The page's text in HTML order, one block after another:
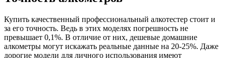
Купить качественный профессиональный алкотестер стоит и
за его точность. Ведь в этих моделях погрешность не
превышает 0,1%. В отличие от них, дешевые домашние
алкометры могут искажать реальные данные на 20-25%. Даже
дорогие модели для личного использования имеют